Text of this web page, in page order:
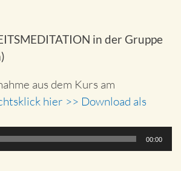
in der Gruppe
aus dem Kurs am
hier >> Download als
00:00